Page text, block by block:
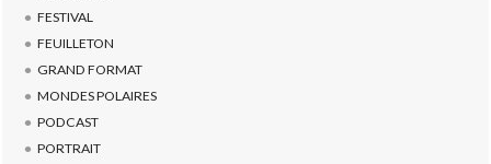
FESTIVAL
FEUILLETON
GRAND FORMAT
MONDES POLAIRES
PODCAST
PORTRAIT